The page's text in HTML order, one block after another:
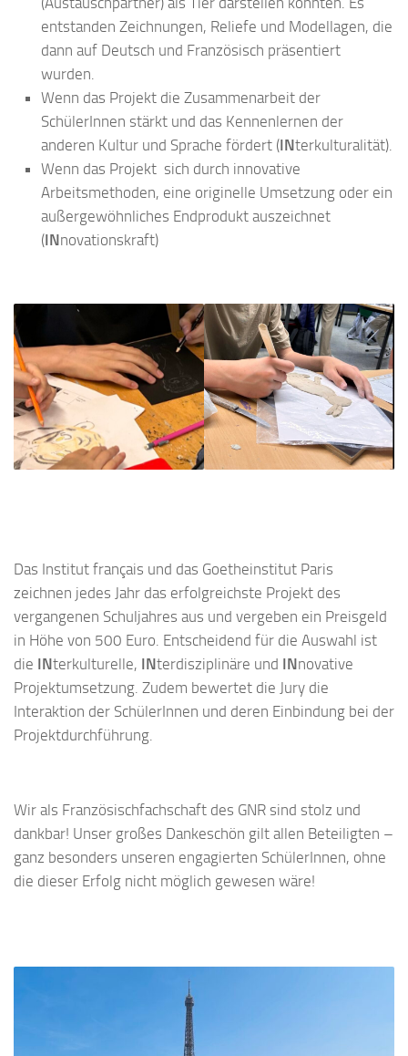
entstanden Zeichnungen, Reliefe und Modellagen, die
dann auf Deutsch und Französisch präsentiert
wurden.
Wenn das Projekt die Zusammenarbeit der
SchülerInnen stärkt und das Kennenlernen der
anderen Kultur und Sprache fördert (INterkulturalität).
Wenn das Projekt sich durch innovative
Arbeitsmethoden, eine originelle Umsetzung oder ein
außergewöhnliches Endprodukt auszeichnet
(INnovationskraft)
Das Institut français und das Goetheinstitut Paris
zeichnen jedes Jahr das erfolgreichste Projekt des
vergangenen Schuljahres aus und vergeben ein Preisgeld
in Höhe von 500 Euro. Entscheidend für die Auswahl ist
die INterkulturelle, INterdisziplinäre und INnovative
Projektumsetzung. Zudem bewertet die Jury die
Interaktion der SchülerInnen und deren Einbindung bei der
Projektdurchführung.
Wir als Französischfachschaft des GNR sind stolz und
dankbar! Unser großes Dankeschön gilt allen Beteiligten –
ganz besonders unseren engagierten SchülerInnen, ohne
die dieser Erfolg nicht möglich gewesen wäre!